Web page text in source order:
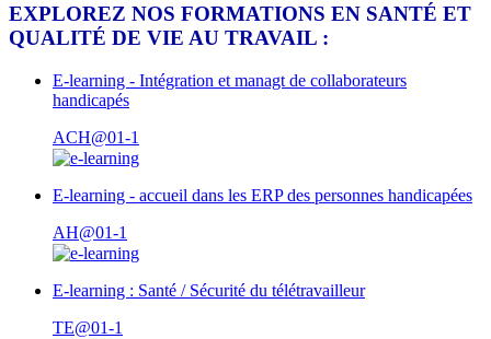
EXPLOREZ NOS FORMATIONS EN SANTÉ ET
QUALITÉ DE VIE AU TRAVAIL :
E-learning - Intégration et managt de collaborateurs
handicapés
ACH@01-1
E-learning - accueil dans les ERP des personnes handicapées
AH@01-1
E-learning : Santé / Sécurité du télétravailleur
TE@01-1